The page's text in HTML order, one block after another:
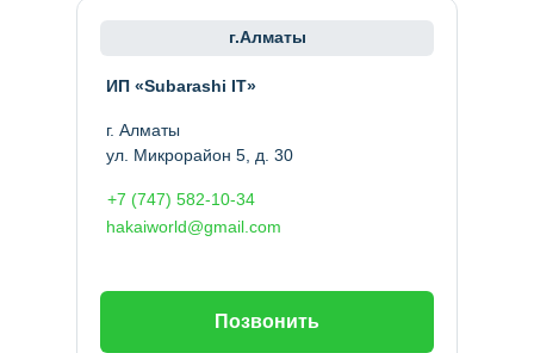
ИП «Subarashi IT»
г. Алматы
ул. Микрорайон 5, д. 30
hakaiworld@gmail.com
Позвонить
г.Алматы
+7 (747) 582-10-34